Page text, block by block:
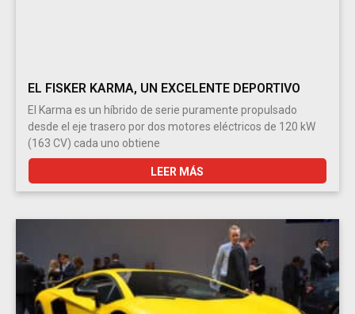
EL FISKER KARMA, UN EXCELENTE DEPORTIVO
El Karma es un híbrido de serie puramente propulsado
desde el eje trasero por dos motores eléctricos de 120 kW
(163 CV) cada uno obtiene
LEER MÁS